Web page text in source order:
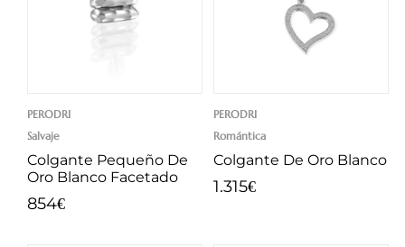
PERODRI
Salvaje
Colgante Pequeño De
Oro Blanco Facetado
854€
PERODRI
Romántica
Colgante De Oro Blanco
1.315€